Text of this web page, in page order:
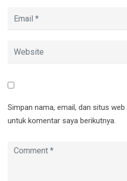
Simpan nama, email, dan situs
untuk komentar saya berikutnya.